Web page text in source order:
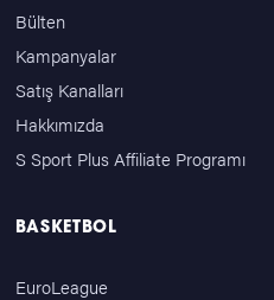
Bülten
Kampanyalar
Satış Kanalları
Hakkımızda
S Sport Plus Affiliate Programı
BASKETBOL
EuroLeague